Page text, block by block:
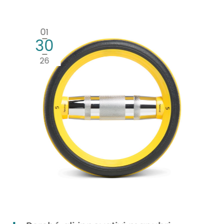
rack fitness Biyisheng
forniscono una piattaforma
eccezionale per migliorare la
tua esperienza di allenamento
e ottenere risultati di fitness
ottimali.
12
16
25